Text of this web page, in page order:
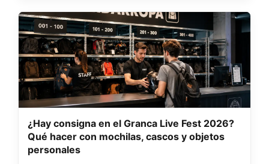
¿Hay consigna en el Granca Live Fest 2026?
Qué hacer con mochilas, cascos y objetos
personales